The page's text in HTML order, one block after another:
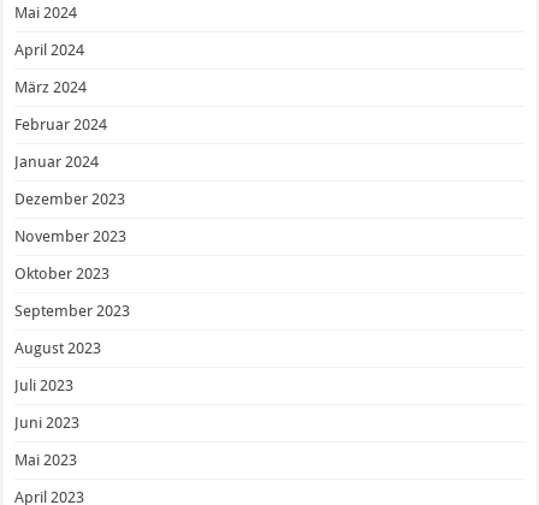
Mai 2024
April 2024
März 2024
Februar 2024
Januar 2024
Dezember 2023
November 2023
Oktober 2023
September 2023
August 2023
Juli 2023
Juni 2023
Mai 2023
April 2023